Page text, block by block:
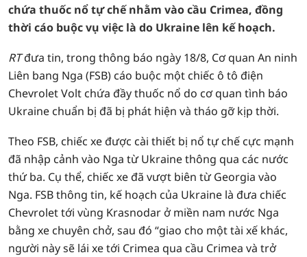
chứa thuốc nổ tự chế nhằm vào cầu Crimea, đồng
thời cáo buộc vụ việc là do Ukraine lên kế hoạch.
RTđưa tin, trong thông báo ngày 18/8, Cơ quan An ninh
Liên bang Nga (FSB) cáo buộc một chiếc ô tô điện
Chevrolet Volt chứa đầy thuốc nổ do cơ quan tình báo
Ukraine chuẩn bị đã bị phát hiện và tháo gỡ kịp thời.
Theo FSB, chiếc xe được cài thiết bị nổ tự chế cực mạnh
đã nhập cảnh vào Nga từ Ukraine thông qua các nước
thứ ba. Cụ thể, chiếc xe đã vượt biên từ Georgia vào
Nga. FSB thông tin, kế hoạch của Ukraine là đưa chiếc
Chevrolet tới vùng Krasnodar ở miền nam nước Nga
bằng xe chuyên chở, sau đó “giao cho một tài xế khác,
người này sẽ lái xe tới Crimea qua cầu Crimea và trở